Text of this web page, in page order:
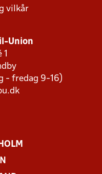
vilkår
Union
1
- fredag 9-16)